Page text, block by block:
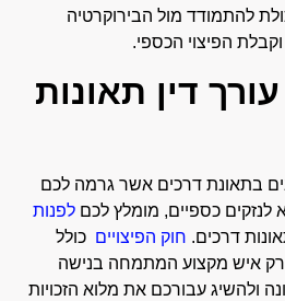
להתמודד מול הבירוקרטיה
הפיצוי הכספי.
דין תאונות
בתאונת דרכים אשר גרמה לכם
לנזקים כספיים, מומלץ לכם לפנות
דרכים. חוק הפיצוייםכולל
ורק איש מקצוע המתמחה בנישה
ולהשיג עבורכם את מלוא הזכויות